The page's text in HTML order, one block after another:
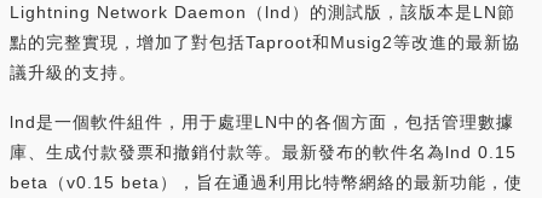
Lightning Network Daemon（lnd）的測試版，該版本是LN節
點的完整實現，增加了對包括Taproot和Musig2等改進的最新協
議升級的支持。
lnd是一個軟件組件，用于處理LN中的各個方面，包括管理數據
庫、生成付款發票和撤銷付款等。最新發布的軟件名為lnd 0.15
beta（v0.15 beta），旨在通過利用比特幣網絡的最新功能，使